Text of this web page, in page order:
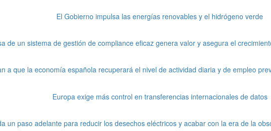
El Gobierno impulsa las energías renovables y el hidrógeno verde
de un sistema de gestión de compliance eficaz genera valor y asegura el
a que la economía española recuperará el nivel de actividad diaria y de empleo
Europa exige más control en transferencias internacionales de datos
un paso adelante para reducir los desechos eléctricos y acabar con la era de la